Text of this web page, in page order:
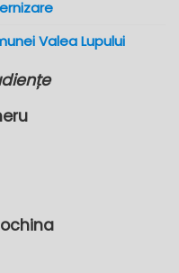
Valea Lupului